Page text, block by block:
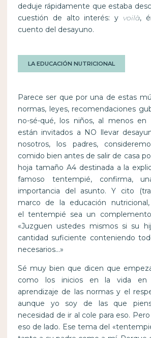
deduje rápidamente que estaba
cuestión de alto interés: y voilà,
cuento del desayuno.
LA EDUCACIÓN NUTRICIONAL
Parece ser que por una de estas
normas, leyes, recomendaciones
no-sé-qué, los niños, al menos en
están invitados a NO llevar
nosotros, los padres,
comido bien antes de salir de casa
hoja tamaño A4 destinada a la
famoso tentempié, confirma,
importancia del asunto. Y cito
marco de la educación
el tentempié sea un
«Juzguen ustedes mismos si su
cantidad suficiente conteniendo
necesarios…»
Sé muy bien que dicen que
como los inicios en la vida en
aprendizaje de las normas y el
aunque yo soy de las que
necesidad de ir al cole para eso.
eso de lado. Ese tema del